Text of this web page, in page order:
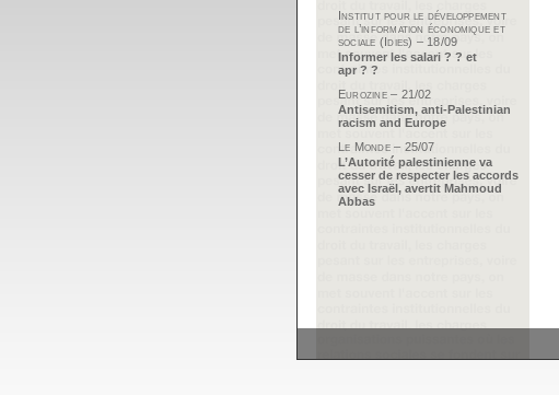
Institut pour le développement
de l’information économique et
sociale (Idies) – 18/09
Informer les salari ? ? et
apr ? ?
Eurozine – 21/02
Antisemitism, anti-Palestinian
racism and Europe
Le Monde – 25/07
L’Autorité palestinienne va
cesser de respecter les accords
avec Israël, avertit Mahmoud
Abbas